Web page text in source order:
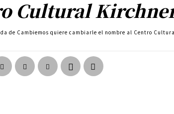
Cultural
de Cambiemos quiere cambiarle el nombre al Centro